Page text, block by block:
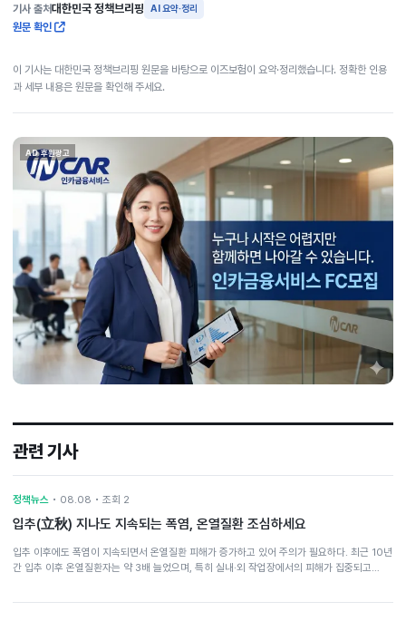
기사 출처대한민국 정책브리핑 AI 요약·정리
원문 확인
이 기사는 대한민국 정책브리핑 원문을 바탕으로 이즈보험이 요약·정리했습니다. 정확한 인용
과 세부 내용은 원문을 확인해 주세요.
AD 후원광고
관련 기사
정책뉴스 • 08.08 • 조회 2
입추(立秋) 지나도 지속되는 폭염, 온열질환 조심하세요
입추 이후에도 폭염이 지속되면서 온열질환 피해가 증가하고 있어 주의가 필요하다. 최근 10년
간 입추 이후 온열질환자는 약 3배 늘었으며, 특히 실내·외 작업장에서의 피해가 집중되고…